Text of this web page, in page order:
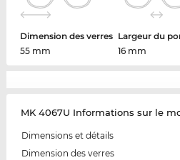
Dimension des verres
55 mm
Largeur du
16 mm
MK 4067U Informations sur le
Dimensions et détails
Dimension des verres